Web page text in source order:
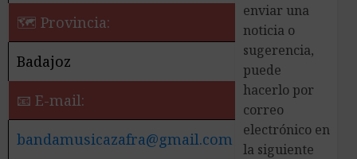
🗺 Provincia:
Badajoz
📧 E-mail:
bandamusicazafra@gmail.com
enviar una
noticia o
sugerencia,
puede
hacerlo por
correo
electrónico en
la siguiente